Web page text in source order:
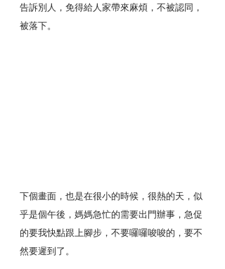
告訴別人，免得給人家帶來麻煩，不被認同，
被落下。
下個畫面，也是在很小的時候，很熱的天，似
乎是個午後，媽媽急忙的需要出門辦事，急促
的要我快點跟上腳步，不要囉囉唆唆的，要不
然要遲到了。